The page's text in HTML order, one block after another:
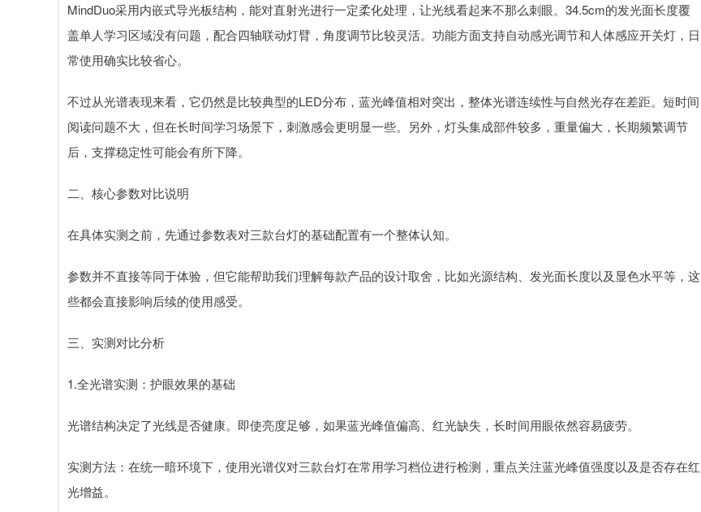
MindDuo采用内嵌式导光板结构，能对直射光进行一定柔化处理，让光线看起来不那么刺眼。34.5cm的发光面长度覆
盖单人学习区域没有问题，配合四轴联动灯臂，角度调节比较灵活。功能方面支持自动感光调节和人体感应开关灯，日
常使用确实比较省心。
不过从光谱表现来看，它仍然是比较典型的LED分布，蓝光峰值相对突出，整体光谱连续性与自然光存在差距。短时间
阅读问题不大，但在长时间学习场景下，刺激感会更明显一些。另外，灯头集成部件较多，重量偏大，长期频繁调节
后，支撑稳定性可能会有所下降。
二、核心参数对比说明
在具体实测之前，先通过参数表对三款台灯的基础配置有一个整体认知。
参数并不直接等同于体验，但它能帮助我们理解每款产品的设计取舍，比如光源结构、发光面长度以及显色水平等，这
些都会直接影响后续的使用感受。
三、实测对比分析
1.全光谱实测：护眼效果的基础
光谱结构决定了光线是否健康。即使亮度足够，如果蓝光峰值偏高、红光缺失，长时间用眼依然容易疲劳。
实测方法：在统一暗环境下，使用光谱仪对三款台灯在常用学习档位进行检测，重点关注蓝光峰值强度以及是否存在红
光增益。